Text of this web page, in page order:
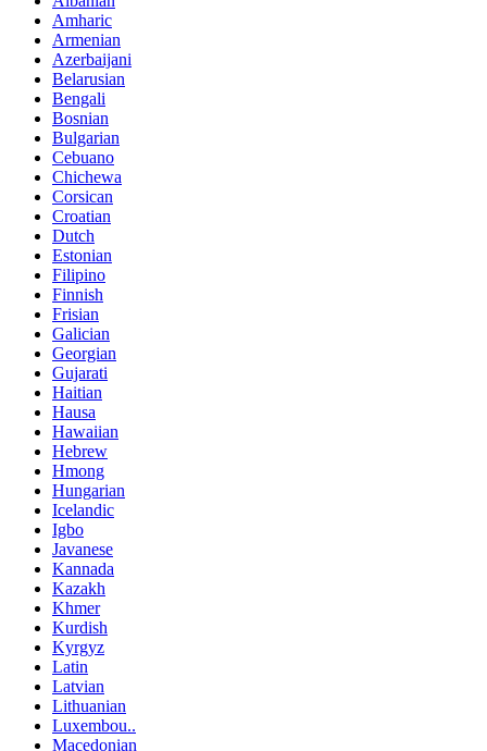
Amharic
Armenian
Azerbaijani
Belarusian
Bengali
Bosnian
Bulgarian
Cebuano
Chichewa
Corsican
Croatian
Dutch
Estonian
Filipino
Finnish
Frisian
Galician
Georgian
Gujarati
Haitian
Hausa
Hawaiian
Hebrew
Hmong
Hungarian
Icelandic
Igbo
Javanese
Kannada
Kazakh
Khmer
Kurdish
Kyrgyz
Latin
Latvian
Lithuanian
Luxembou..
Macedonian